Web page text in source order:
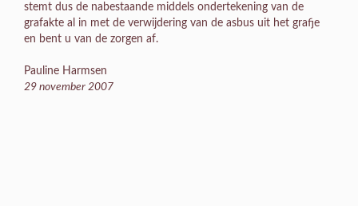
stemt dus de nabestaande middels ondertekening van de
grafakte al in met de verwijdering van de asbus uit het grafje
en bent u van de zorgen af.
Pauline Harmsen
29 november 2007